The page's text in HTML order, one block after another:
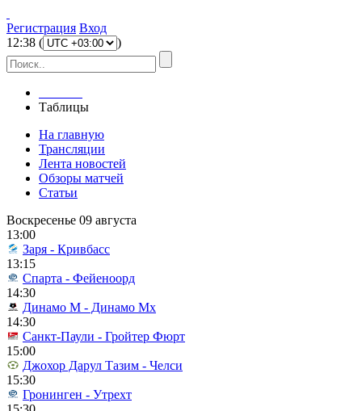
Регистрация Вход
12:38 ( )
Таблицы
На главную
Трансляции
Лента новостей
Обзоры матчей
Статьи
Воскресенье 09 августа
13:00
Заря - Кривбасс
13:15
Спарта - Фейеноорд
14:30
Динамо М - Динамо Мх
14:30
Санкт-Паули - Гройтер Фюрт
15:00
Джохор Дарул Тазим - Челси
15:30
Гронинген - Утрехт